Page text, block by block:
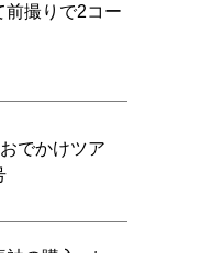
前撮りで2コー
でかけツア